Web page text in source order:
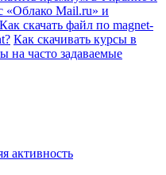
«Облако Mail.ru» и
Как скачать файл по magnet-
Как скачивать курсы в
на часто задаваемые
активность